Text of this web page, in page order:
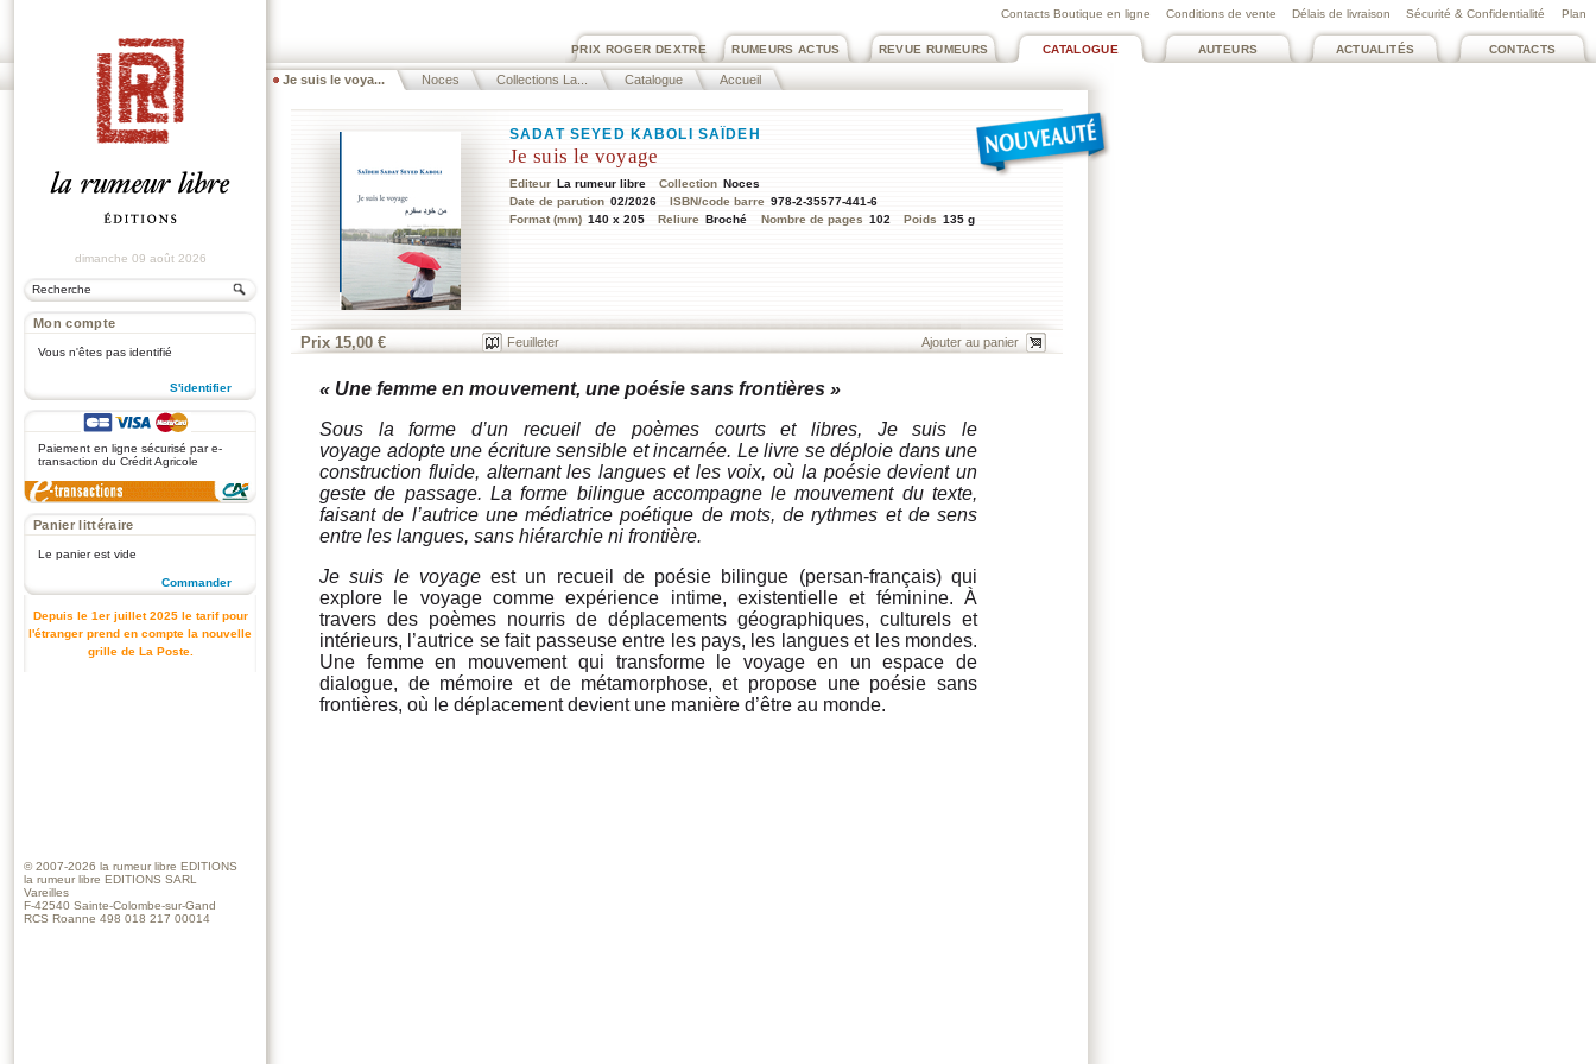
Plan
Contacts Boutique en ligne Conditions de vente Délais de livraison Sécurité & Confidentialité
CONTACTS
ACTUALITÉS
AUTEURS
CATALOGUE
REVUE RUMEURS
RUMEURS ACTUS
PRIX ROGER DEXTRE
Je suis le voya... Noces Collections La... Catalogue Accueil
dimanche 09 août 2026
Mon compte
Vous n'êtes pas identifié
S'identifier
Paiement en ligne sécurisé par e-
transaction du Crédit Agricole
Panier littéraire
Le panier est vide
Commander
Depuis le 1er juillet 2025 le tarif pour
l'étranger prend en compte la nouvelle
grille de La Poste.
SADAT SEYED KABOLI SAÏDEH
Je suis le voyage
Editeur La rumeur libre Collection Noces
Date de parution 02/2026 ISBN/code barre 978-2-35577-441-6
Format (mm) 140 x 205 Reliure Broché Nombre de pages 102 Poids 135 g
Prix 15,00 € Feuilleter
« Une femme en mouvement, une poésie sans frontières »
Sous la forme d’un recueil de poèmes courts et libres, Je suis le
voyage adopte une écriture sensible et incarnée. Le livre se déploie dans une
construction fluide, alternant les langues et les voix, où la poésie devient un
geste de passage. La forme bilingue accompagne le mouvement du texte,
faisant de l’autrice une médiatrice poétique de mots, de rythmes et de sens
entre les langues, sans hiérarchie ni frontière.
Je suis le voyageest un recueil de poésie bilingue (persan-français) qui
explore le voyage comme expérience intime, existentielle et féminine. À
travers des poèmes nourris de déplacements géographiques, culturels et
intérieurs, l’autrice se fait passeuse entre les pays, les langues et les mondes.
Une femme en mouvement qui transforme le voyage en un espace de
dialogue, de mémoire et de métamorphose, et propose une poésie sans
frontières, où le déplacement devient une manière d’être au monde.
© 2007-2026 la rumeur libre EDITIONS
la rumeur libre EDITIONS SARL
Vareilles
F-42540 Sainte-Colombe-sur-Gand
RCS Roanne 498 018 217 00014